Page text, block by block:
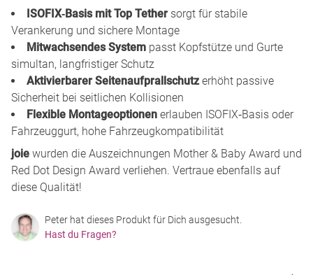
ISOFIX‑Basis mit Top Tether sorgt für stabile
Verankerung und sichere Montage
Mitwachsendes System passt Kopfstütze und Gurte
simultan, langfristiger Schutz
Aktivierbarer Seitenaufprallschutzerhöht passive
Sicherheit bei seitlichen Kollisionen
Flexible Montageoptionen erlauben ISOFIX‑Basis oder
Fahrzeuggurt, hohe Fahrzeugkompatibilität
joie wurden die Auszeichnungen Mother & Baby Award und
Red Dot Design Award verliehen. Vertraue ebenfalls auf
diese Qualität!
Peter hat dieses Produkt für Dich ausgesucht.
Hast du Fragen?